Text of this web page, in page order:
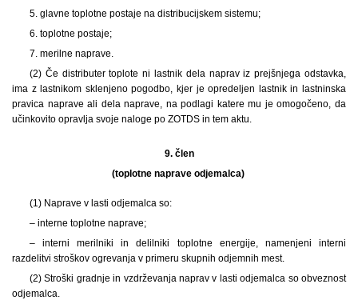
5. glavne toplotne postaje na distribucijskem sistemu;
6. toplotne postaje;
7. merilne naprave.
(2) Če distributer toplote ni lastnik dela naprav iz prejšnjega odstavka,
ima z lastnikom sklenjeno pogodbo, kjer je opredeljen lastnik in lastninska
pravica naprave ali dela naprave, na podlagi katere mu je omogočeno, da
učinkovito opravlja svoje naloge po ZOTDS in tem aktu.
9. člen
(toplotne naprave odjemalca)
(1) Naprave v lasti odjemalca so:
– interne toplotne naprave;
– interni merilniki in delilniki toplotne energije, namenjeni interni
razdelitvi stroškov ogrevanja v primeru skupnih odjemnih mest.
(2) Stroški gradnje in vzdrževanja naprav v lasti odjemalca so obveznost
odjemalca.